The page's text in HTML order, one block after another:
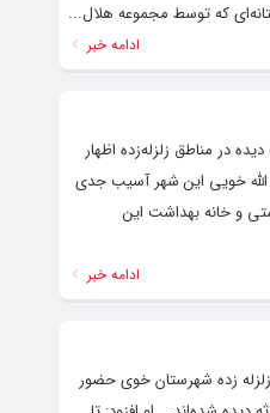
که توسط مجموعه هلال...
ادامه خبر
در مناطق زلزله‌زده اظهار
(ره) و آیت الله خویی این شهر آسیب جدی
ریال برای بازسازی آنها نیاز است. وی در ادامه افزود: ۲۵ مرکز بهداشتی و خانه بهداشت این
ادامه خبر
زده شهرستان خوی حضور